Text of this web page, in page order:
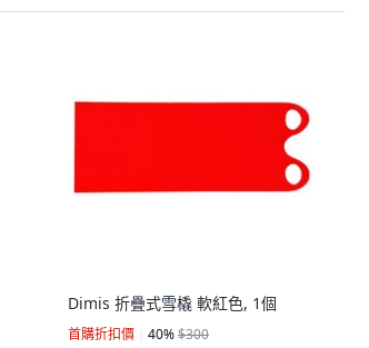
Dimis 折疊式雪橇 軟紅色, 1個
首購折扣價 40%$300